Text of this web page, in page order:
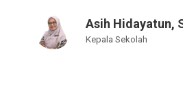
Asih Hidayatun,
Kepala Sekolah